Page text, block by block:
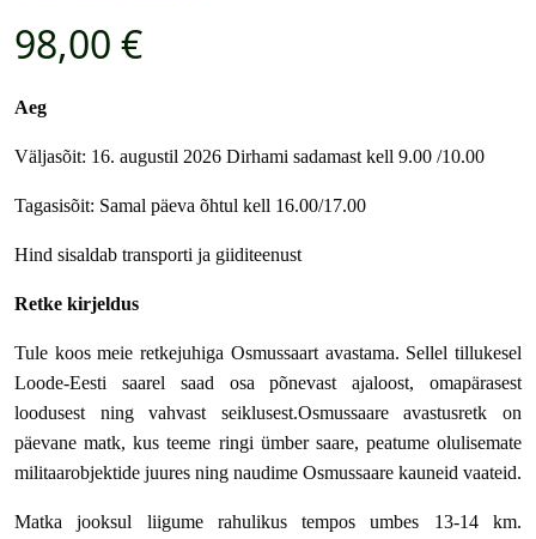
98,00 €
Aeg
Väljasõit: 16. augustil 2026 Dirhami sadamast kell 9.00 /10.00
Tagasisõit: Samal päeva õhtul kell 16.00/17.00
Hind sisaldab transporti ja giiditeenust
Retke kirjeldus
Tule koosmeie retkejuhiga Osmussaart avastama. Sellel tillukesel
Loode-Eesti saarel saad osa põnevast ajaloost, omapärasest
loodusest ning vahvast seiklusest.Osmussaare avastusretk on
päevane matk, kus teeme ringi ümber saare, peatume olulisemate
militaarobjektide juures ning naudime Osmussaare kauneid vaateid.
Matka jooksul liigume rahulikus tempos umbes 13-14 km.